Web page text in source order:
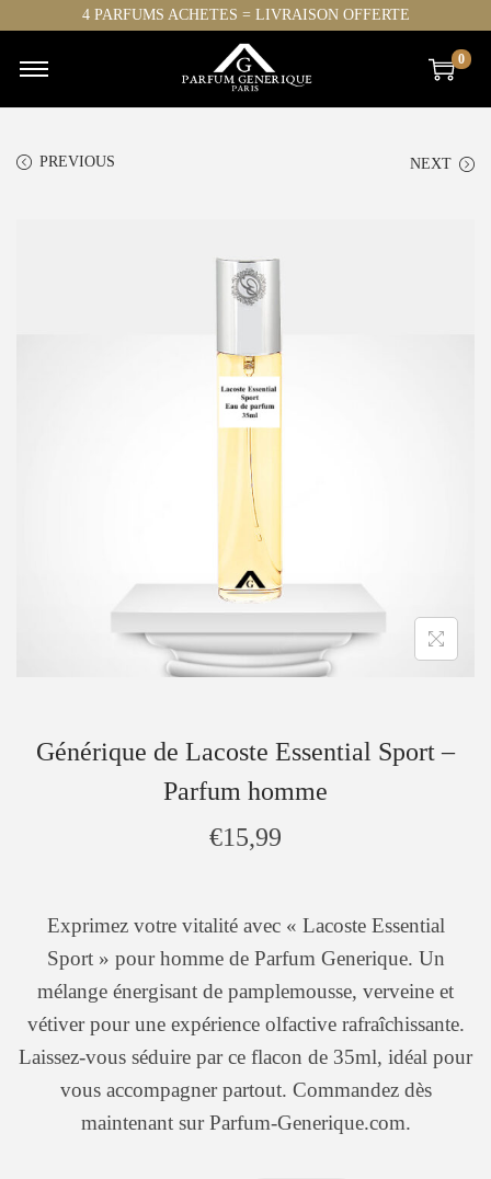
4 PARFUMS ACHETES = LIVRAISON OFFERTE
0
PREVIOUS NEXT
Générique de Lacoste Essential Sport –
Parfum homme
€15,99
Exprimez votre vitalité avec « Lacoste Essential
Sport » pour homme de Parfum Generique. Un
mélange énergisant de pamplemousse, verveine et
vétiver pour une expérience olfactive rafraîchissante.
Laissez-vous séduire par ce flacon de 35ml, idéal pour
vous accompagner partout. Commandez dès
maintenant sur Parfum-Generique.com.